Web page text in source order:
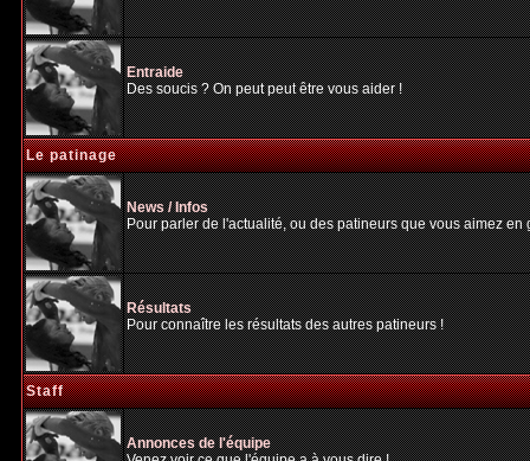
Entraide
Des soucis ? On peut peut être vous aider !
Le patinage
News / Infos
Pour parler de l'actualité, ou des patineurs que vous aimez
Résultats
Pour connaître les résultats des autres patineurs !
Staff
Annonces de l'équipe